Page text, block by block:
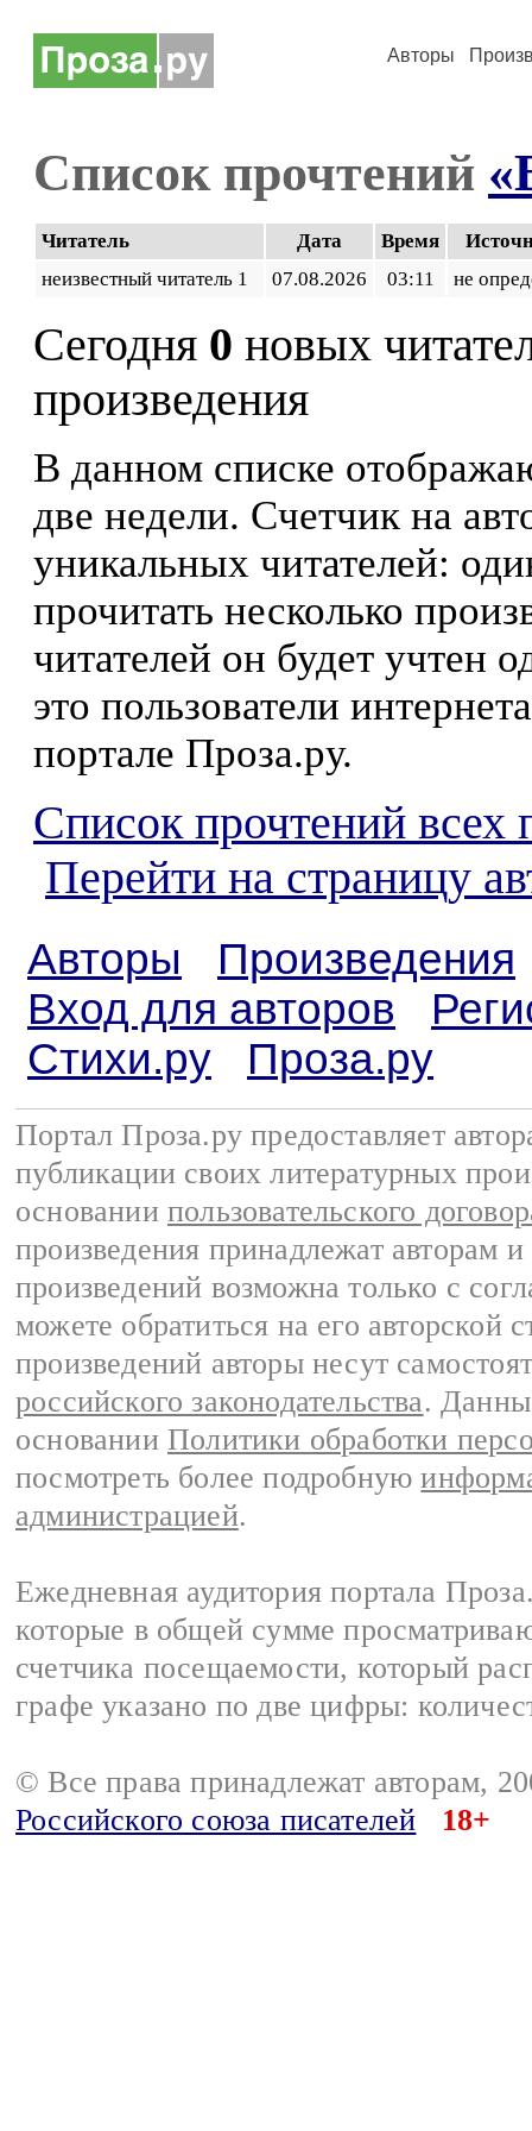
Авторы
Список прочтений
Читатель Дата Время
неизвестный читатель 1
07.08.2026 03:11 не
Сегодня 0 новых
произведения
В данном списке
две недели. Счетчик на
уникальных читателей:
прочитать несколько
читателей он будет учтен
это пользователи
портале Проза.ру.
Список прочтений всех
Перейти на страницу
Авторы
Произведения
Вход для авторов
Стихи.ру
Проза.ру
Портал Проза.ру предоставляет
публикации своих литературных
основании пользовательского
произведения принадлежат авторам
произведений возможна только с
можете обратиться на его авторской
произведений авторы несут
российского законодательства.
основании Политики обработки
посмотреть более подробную
администрацией.
Ежедневная аудитория портала
которые в общей сумме
счетчика посещаемости, который
графе указано по две цифры:
© Все права принадлежат авторам,
Российского союза писателей
18+